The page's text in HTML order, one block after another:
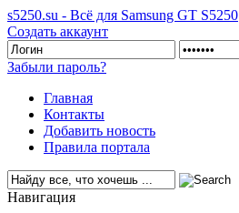
s5250.su - Всё для Samsung GT S5250
Создать аккаунт
Забыли пароль?
Главная
Контакты
Добавить новость
Правила портала
Навигация